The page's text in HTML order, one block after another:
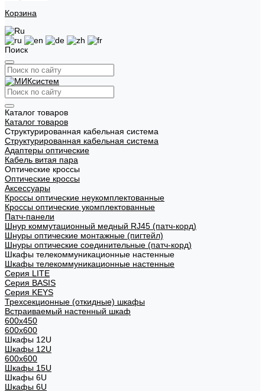
Корзина
Поиск
Каталог товаров
Каталог товаров
Структурированная кабельная система
Структурированная кабельная система
Адаптеры оптические
Кабель витая пара
Оптические кроссы
Оптические кроссы
Аксессуары
Кроссы оптические неукомплектованные
Кроссы оптические укомплектованные
Патч-панели
Шнур коммутационный медный RJ45 (патч-корд)
Шнуры оптические монтажные (пигтейл)
Шнуры оптические соединительные (патч-корд)
Шкафы телекоммуникационные настенные
Шкафы телекоммуникационные настенные
Cерия LITE
Cерия BASIS
Cерия KEYS
Трехсекционные (откидные) шкафы
Встраиваемый настенный шкаф
600x450
600x600
Шкафы 12U
Шкафы 12U
600x600
Шкафы 15U
Шкафы 6U
Шкафы 6U